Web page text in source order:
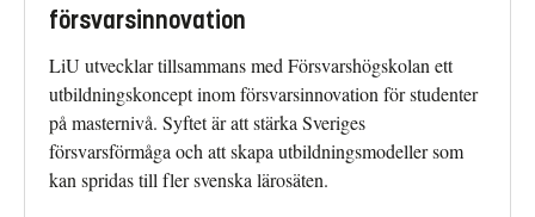
försvarsinnovation
LiU utvecklar tillsammans med Försvarshögskolan ett
utbildningskoncept inom försvarsinnovation för studenter
på masternivå. Syftet är att stärka Sveriges
försvarsförmåga och att skapa utbildningsmodeller som
kan spridas till fler svenska lärosäten.